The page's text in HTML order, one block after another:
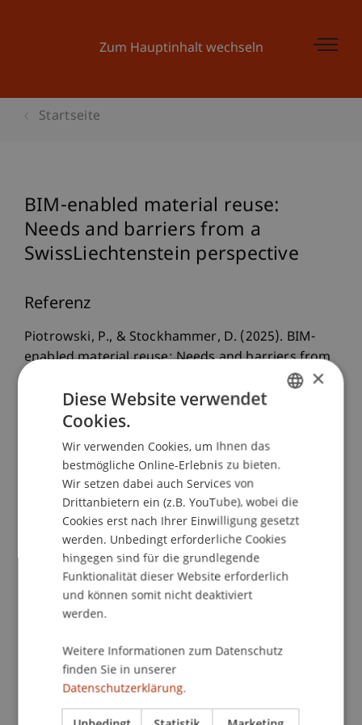
Zum Hauptinhalt wechseln
Startseite
BIM-enabled material reuse:
Needs and barriers from a
SwissLiechtenstein perspective
Referenz
Piotrowski, P., & Stockhammer, D. (2025). BIM-
enabled material reuse: Needs and barriers from
Phase0 - Journal
für integriertes Planen, Bauen und Betreiben
Publikationsart
Beitrag in wissenschaftlicher Fachzeitschrift
Mitarbeitende
Prof. Dr. Daniel Stockhammer
M.Sc.Eng.Arch. Piotr Piotrowski
Beteiligte Einrichtungen
Liechtenstein School of Architecture
×
Diese Website verwendet
Cookies.
Wir verwenden Cookies, um Ihnen das
bestmögliche Online-Erlebnis zu bieten.
Wir setzen dabei auch Services von
Drittanbietern ein (z.B. YouTube), wobei die
Cookies erst nach Ihrer Einwilligung gesetzt
werden. Unbedingt erforderliche Cookies
hingegen sind für die grundlegende
Funktionalität dieser Website erforderlich
und können somit nicht deaktiviert
werden.
Weitere Informationen zum Datenschutz
finden Sie in unserer
Datenschutzerklärung.